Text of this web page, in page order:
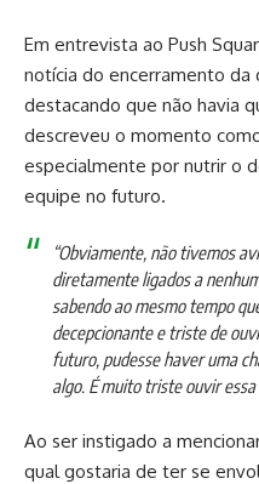
Em entrevista ao Push
notícia do encerramento da
destacando que não havia
descreveu o momento
especialmente por nutrir o
equipe no futuro.
“Obviamente, não tivemos
diretamente ligados a
sabendo ao mesmo tempo
decepcionante e triste de
futuro, pudesse haver uma
algo. É muito triste ouvir essa
Ao ser instigado a
qual gostaria de ter se